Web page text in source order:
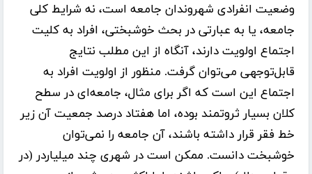
وضعیت انفرادی شهروندان جامعه است، نه شرایط کلی
جامعه، یا به عبارتی در بحث خوشبختی، افراد به کلیت
اجتماع اولویت دارند، آنگاه از این مطلب نتایج
قابل‌توجهی می‌توان گرفت. منظور از اولویت افراد به
اجتماع این است که اگر برای مثال، جامعه‌ای در سطح
کلان بسیار ثروتمند بوده، اما هفتاد درصد جمعیت آن زیر
خط فقر قرار داشته باشند، آن جامعه را نمی‌توان
خوشبخت دانست. ممکن است در شهری چند میلیاردر (در